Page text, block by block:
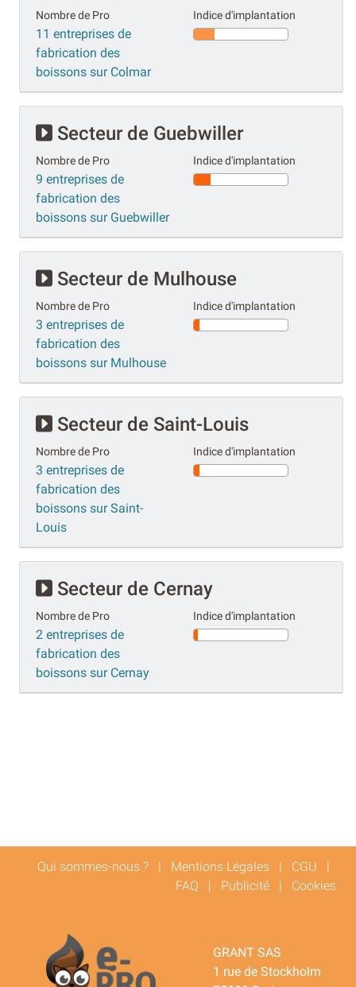
Nombre de Pro
11 entreprises de
fabrication des
boissons sur Colmar
Indice d'implantation
Secteur de Guebwiller
Nombre de Pro
9 entreprises de
fabrication des
boissons sur Guebwiller
Indice d'implantation
Secteur de Mulhouse
Nombre de Pro
3 entreprises de
fabrication des
boissons sur Mulhouse
Indice d'implantation
Secteur de Saint-Louis
Nombre de Pro
3 entreprises de
fabrication des
boissons sur Saint-
Louis
Indice d'implantation
Secteur de Cernay
Nombre de Pro
2 entreprises de
fabrication des
boissons sur Cernay
Indice d'implantation
Qui sommes-nous ? | Mentions Légales | CGU |
FAQ | Publicité | Cookies
GRANT SAS
1 rue de Stockholm